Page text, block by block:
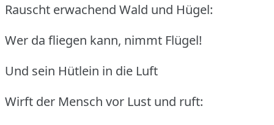
Rauscht erwachend Wald und Hügel:
Wer da fliegen kann, nimmt Flügel!
Und sein Hütlein in die Luft
Wirft der Mensch vor Lust und ruft: